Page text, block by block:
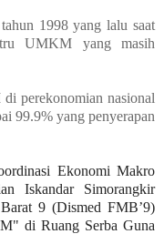
1998 yang lalu saat
UMKM yang masih
perekonomian nasional
99.9% yang penyerapan
Ekonomi Makro
Iskandar Simorangkir
9 (Dismed FMB’9)
di Ruang Serba Guna